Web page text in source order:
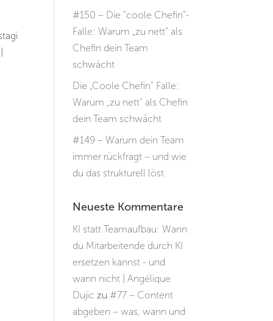
#150 – Die “coole Chefin”-
Falle: Warum „zu nett“ als
Chefin dein Team
schwächt
Die „Coole Chefin“ Falle:
Warum „zu nett“ als Chefin
dein Team schwächt
#149 – Warum dein Team
immer rückfragt – und wie
du das strukturell löst
Neueste Kommentare
KI statt Teamaufbau: Wann
du Mitarbeitende durch KI
ersetzen kannst - und
wann nicht | Angélique
Dujic zu #77 – Content
abgeben – was, wann und